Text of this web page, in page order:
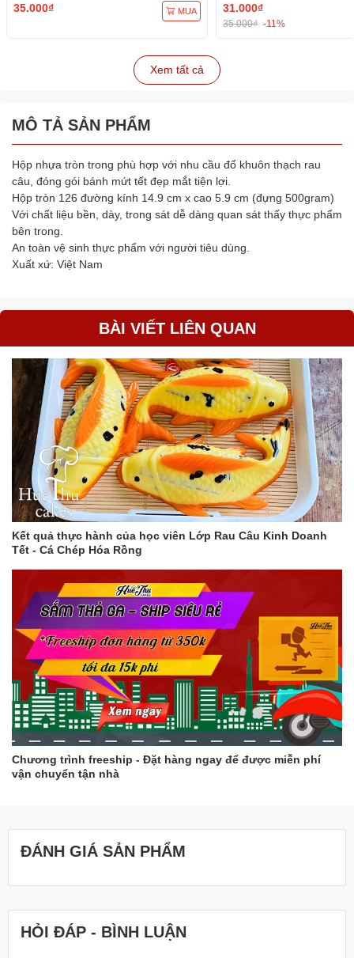
35.000₫ MUA 31.000₫
35.000₫ -11%
Xem tất cả
MÔ TẢ SẢN PHẨM
Hộp nhựa tròn trong phù hợp với nhu cầu đổ khuôn thạch rau
câu, đóng gói bánh mứt tết đẹp mắt tiện lợi.
Hộp tròn 126 đường kính 14.9 cm x cao 5.9 cm (đựng 500gram)
Với chất liệu bền, dày, trong sát dễ dàng quan sát thấy thực phẩm
bên trong.
An toàn vệ sinh thực phẩm với người tiêu dùng.
Xuất xứ: Việt Nam
BÀI VIẾT LIÊN QUAN
Kết quả thực hành của học viên Lớp Rau Câu Kinh Doanh
Tết - Cá Chép Hóa Rồng
Chương trình freeship - Đặt hàng ngay để được miễn phí
vận chuyển tận nhà
ĐÁNH GIÁ SẢN PHẨM
HỎI ĐÁP - BÌNH LUẬN